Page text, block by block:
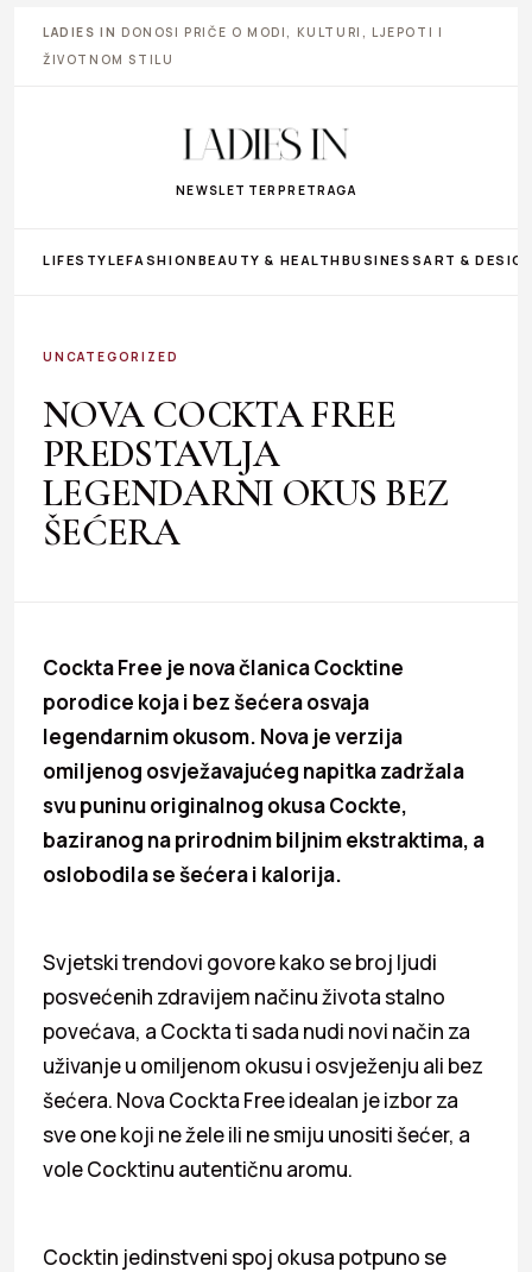
LADIES IN DONOSI PRIČE O MODI, KULTURI, LJEPOTI I
ŽIVOTNOM STILU
NEWSLETTER PRETRAGA
LIFESTYLEFASHIONBEAUTY & HEALTHBUSINESS ART &
UNCATEGORIZED
NOVA COCKTA FREE
PREDSTAVLJA
LEGENDARNI OKUS BEZ
ŠEĆERA
Cockta Free je nova članica Cocktine
porodice koja i bez šećera osvaja
legendarnim okusom. Nova je verzija
omiljenog osvježavajućeg napitka zadržala
svu puninu originalnog okusa Cockte,
baziranog na prirodnim biljnim ekstraktima, a
oslobodila se šećera i kalorija.
Svjetski trendovi govore kako se broj ljudi
posvećenih zdravijem načinu života stalno
povećava, a Cockta ti sada nudi novi način za
uživanje u omiljenom okusu i osvježenju ali bez
šećera. Nova Cockta Free idealan je izbor za
sve one koji ne žele ili ne smiju unositi šećer, a
vole Cocktinu autentičnu aromu.
Cocktin jedinstveni spoj okusa potpuno se